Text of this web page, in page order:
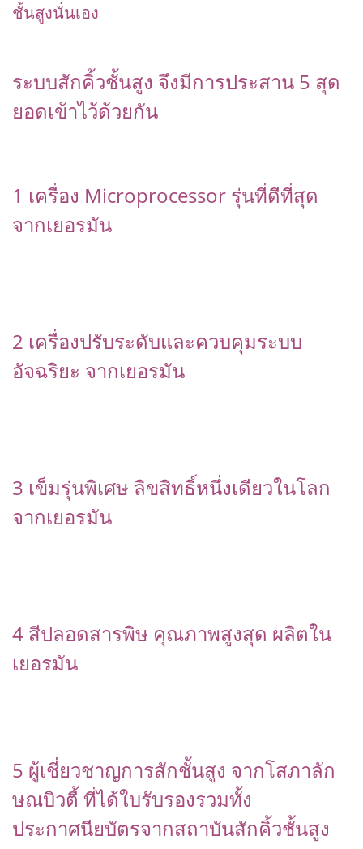
ชั้นสูงนั่นเอง
ระบบสักคิ้วชั้นสูง จึงมีการประสาน 5 สุด
ยอดเข้าไว้ด้วยกัน
1 เครื่อง Microprocessor รุ่นที่ดีที่สุด
จากเยอรมัน
2 เครื่องปรับระดับและควบคุมระบบ
อัจฉริยะ จากเยอรมัน
3 เข็มรุ่นพิเศษ ลิขสิทธิ์หนึ่งเดียวในโลก
จากเยอรมัน
4 สีปลอดสารพิษ คุณภาพสูงสุด ผลิตใน
เยอรมัน
5 ผู้เชี่ยวชาญการสักชั้นสูง จากโสภาลัก
ษณบิวตี้ ที่ได้ใบรับรองรวมทั้ง
ประกาศนียบัตรจากสถาบันสักคิ้วชั้นสูง